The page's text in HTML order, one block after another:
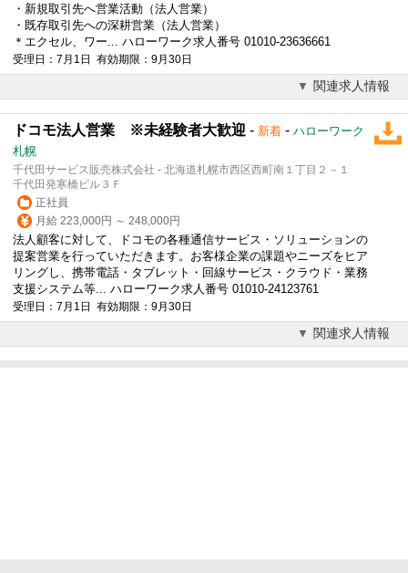
・新規取引先へ営業活動（法人営業）
・既存取引先への深耕営業（法人営業）
＊エクセル、ワー... ハローワーク求人番号 01010-23636661
受理日：7月1日 有効期限：9月30日
関連求人情報
ドコモ法人営業 ※未経験者大歓迎 - 新着 - ハローワーク
札幌
千代田サービス販売株式会社 - 北海道札幌市西区西町南１丁目２－１
千代田発寒橋ビル３Ｆ
正社員
月給 223,000円 ～ 248,000円
法人顧客に対して、ドコモの各種通信サービス・ソリューションの
提案営業を行っていただきます。お客様企業の課題やニーズをヒア
リングし、携帯電話・タブレット・回線サービス・クラウド・業務
支援システム等... ハローワーク求人番号 01010-24123761
受理日：7月1日 有効期限：9月30日
関連求人情報